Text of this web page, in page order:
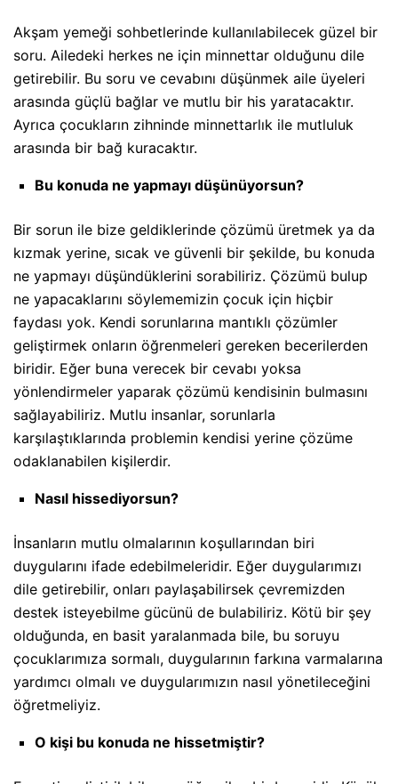
Akşam yemeği sohbetlerinde kullanılabilecek güzel bir
soru. Ailedeki herkes ne için minnettar olduğunu dile
getirebilir. Bu soru ve cevabını düşünmek aile üyeleri
arasında güçlü bağlar ve mutlu bir his yaratacaktır.
Ayrıca çocukların zihninde minnettarlık ile mutluluk
arasında bir bağ kuracaktır.
Bu konuda ne yapmayı düşünüyorsun?
Bir sorun ile bize geldiklerinde çözümü üretmek ya da
kızmak yerine, sıcak ve güvenli bir şekilde, bu konuda
ne yapmayı düşündüklerini sorabiliriz. Çözümü bulup
ne yapacaklarını söylememizin çocuk için hiçbir
faydası yok. Kendi sorunlarına mantıklı çözümler
geliştirmek onların öğrenmeleri gereken becerilerden
biridir. Eğer buna verecek bir cevabı yoksa
yönlendirmeler yaparak çözümü kendisinin bulmasını
sağlayabiliriz. Mutlu insanlar, sorunlarla
karşılaştıklarında problemin kendisi yerine çözüme
odaklanabilen kişilerdir.
Nasıl hissediyorsun?
İnsanların mutlu olmalarının koşullarından biri
duygularını ifade edebilmeleridir. Eğer duygularımızı
dile getirebilir, onları paylaşabilirsek çevremizden
destek isteyebilme gücünü de bulabiliriz. Kötü bir şey
olduğunda, en basit yaralanmada bile, bu soruyu
çocuklarımıza sormalı, duygularının farkına varmalarına
yardımcı olmalı ve duygularımızın nasıl yönetileceğini
öğretmeliyiz.
O kişi bu konuda ne hissetmiştir?